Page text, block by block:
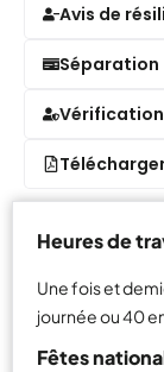
Avis de
Séparation
Heures de
Une fois et
journée ou 40
Fêtes